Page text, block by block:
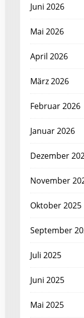
Juni 2026
Mai 2026
April 2026
März 2026
Februar 2026
Januar 2026
Dezember
November
Oktober 2025
September
Juli 2025
Juni 2025
Mai 2025